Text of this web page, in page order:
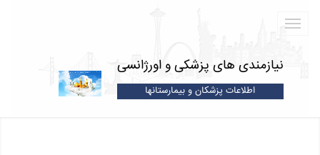
نیازمندی های پزشکی و اورژانسی
اطلاعات پزشکان و بیمارستانها